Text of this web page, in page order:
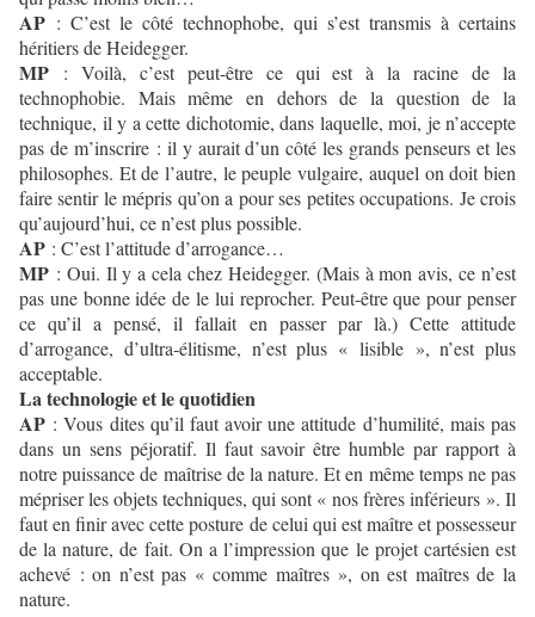
AP : C’est le côté technophobe, qui s’est transmis à certains
héritiers de Heidegger.
MP : Voilà, c’est peut-être ce qui est à la racine de la
technophobie. Mais même en dehors de la question de la
technique, il y a cette dichotomie, dans laquelle, moi, je n’accepte
pas de m’inscrire : il y aurait d’un côté les grands penseurs et les
philosophes. Et de l’autre, le peuple vulgaire, auquel on doit bien
faire sentir le mépris qu’on a pour ses petites occupations. Je crois
qu’aujourd’hui, ce n’est plus possible.
AP : C’est l’attitude d’arrogance…
MP : Oui. Il y a cela chez Heidegger. (Mais à mon avis, ce n’est
pas une bonne idée de le lui reprocher. Peut-être que pour penser
ce qu’il a pensé, il fallait en passer par là.) Cette attitude
d’arrogance, d’ultra-élitisme, n’est plus « lisible », n’est plus
acceptable.
La technologie et le quotidien
AP : Vous dites qu’il faut avoir une attitude d’humilité, mais pas
dans un sens péjoratif. Il faut savoir être humble par rapport à
notre puissance de maîtrise de la nature. Et en même temps ne pas
mépriser les objets techniques, qui sont « nos frères inférieurs ». Il
faut en finir avec cette posture de celui qui est maître et possesseur
de la nature, de fait. On a l’impression que le projet cartésien est
achevé : on n’est pas « comme maîtres », on est maîtres de la
nature.